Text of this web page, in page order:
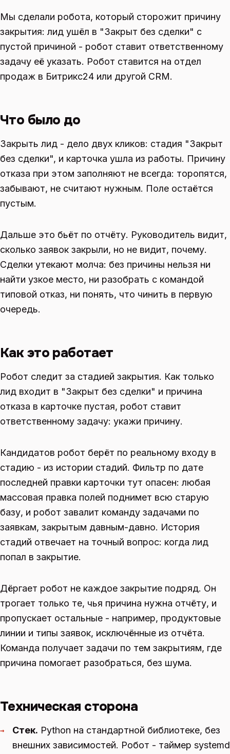
Мы сделали робота, который сторожит причину
закрытия: лид ушёл в "Закрыт без сделки" с
пустой причиной - робот ставит ответственному
задачу её указать. Робот ставится на отдел
продаж в Битрикс24 или другой CRM.
Что было до
Закрыть лид - дело двух кликов: стадия "Закрыт
без сделки", и карточка ушла из работы. Причину
отказа при этом заполняют не всегда: торопятся,
забывают, не считают нужным. Поле остаётся
пустым.
Дальше это бьёт по отчёту. Руководитель видит,
сколько заявок закрыли, но не видит, почему.
Сделки утекают молча: без причины нельзя ни
найти узкое место, ни разобрать с командой
типовой отказ, ни понять, что чинить в первую
очередь.
Как это работает
Робот следит за стадией закрытия. Как только
лид входит в "Закрыт без сделки" и причина
отказа в карточке пустая, робот ставит
ответственному задачу: укажи причину.
Кандидатов робот берёт по реальному входу в
стадию - из истории стадий. Фильтр по дате
последней правки карточки тут опасен: любая
массовая правка полей поднимет всю старую
базу, и робот завалит команду задачами по
заявкам, закрытым давным-давно. История
стадий отвечает на точный вопрос: когда лид
попал в закрытие.
Дёргает робот не каждое закрытие подряд. Он
трогает только те, чья причина нужна отчёту, и
пропускает остальные - например, продуктовые
линии и типы заявок, исключённые из отчёта.
Команда получает задачи по тем закрытиям, где
причина помогает разобраться, без шума.
Техническая сторона
→ Стек. Python на стандартной библиотеке, без
внешних зависимостей. Робот - таймер systemd